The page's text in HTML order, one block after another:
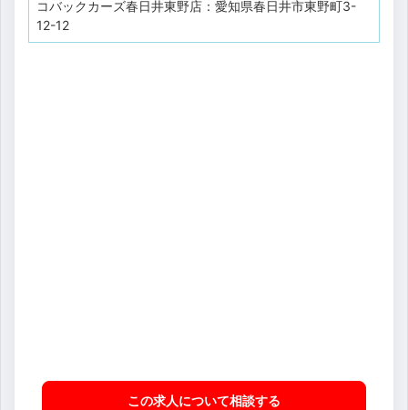
コバックカーズ春日井東野店：愛知県春日井市東野町3-
12-12
この求人について相談する